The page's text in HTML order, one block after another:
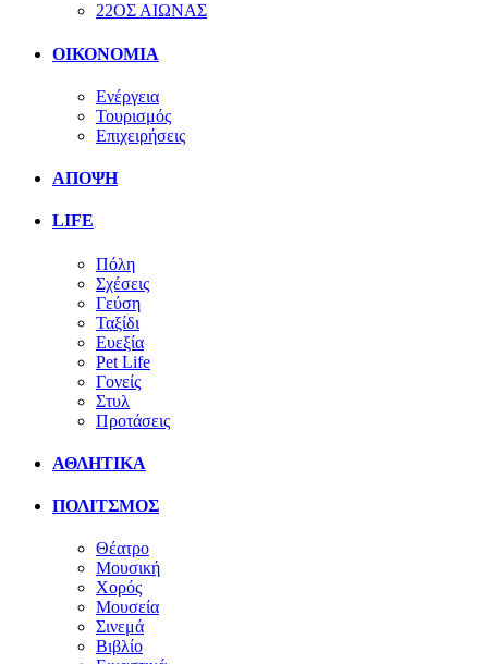
22ΟΣ ΑΙΩΝΑΣ
ΟΙΚΟΝΟΜΙΑ
Ενέργεια
Τουρισμός
Επιχειρήσεις
ΑΠΟΨΗ
LIFE
Πόλη
Σχέσεις
Γεύση
Ταξίδι
Ευεξία
Pet Life
Γονείς
Στυλ
Προτάσεις
ΑΘΛΗΤΙΚΑ
ΠΟΛΙΤΣΜΟΣ
Θέατρο
Μουσική
Χορός
Μουσεία
Σινεμά
Βιβλίο